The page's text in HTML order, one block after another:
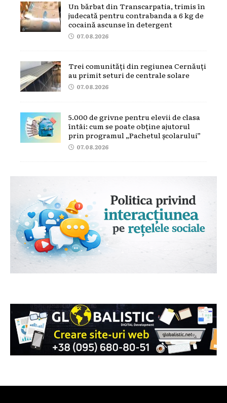
Un bărbat din Transcarpatia, trimis în
judecată pentru contrabanda a 6 kg de
cocaină ascunse în detergent
07.08.2026
Trei comunități din regiunea Cernăuți
au primit seturi de centrale solare
07.08.2026
5.000 de grivne pentru elevii de clasa
întâi: cum se poate obține ajutorul
prin programul „Pachetul școlarului”
07.08.2026